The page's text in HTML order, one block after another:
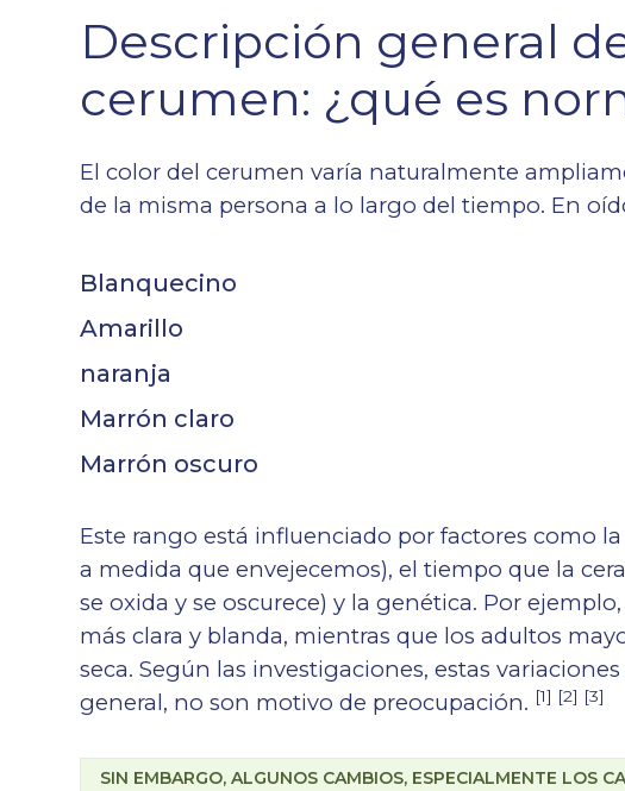
Descripción general
cerumen: ¿qué es
El color del cerumen varía naturalmente
de la misma persona a lo largo del tiempo. En
Blanquecino
Amarillo
naranja
Marrón claro
Marrón oscuro
Este rango está influenciado por factores como
a medida que envejecemos), el tiempo que la
se oxida y se oscurece) y la genética. Por
más clara y blanda, mientras que los adultos
seca. Según las investigaciones, estas
general, no son motivo de preocupación. [1] [2] [3]
SIN EMBARGO, ALGUNOS CAMBIOS, ESPECIALMENTE LOS